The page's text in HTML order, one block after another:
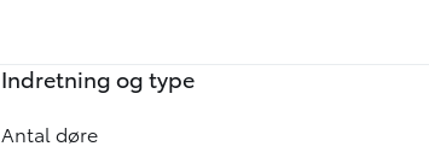
Indretning og type
Antal døre